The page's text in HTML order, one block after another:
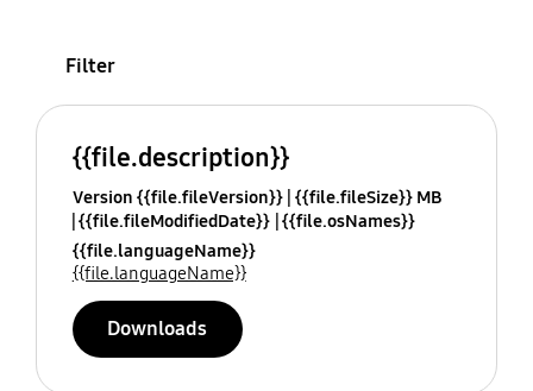
Filter
{{file.description}}
Version {{file.fileVersion}} {{file.fileSize}} MB
{{file.fileModifiedDate}} {{file.osNames}}
{{file.languageName}}
{{file.languageName}}
Downloads